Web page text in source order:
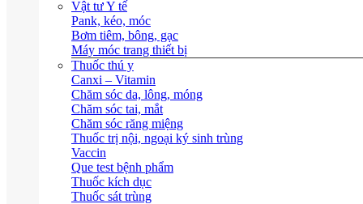
Vật tư Y tế
Pank, kéo, móc
Bơm tiêm, bông, gạc
Máy móc trang thiết bị
Thuốc thú y
Canxi – Vitamin
Chăm sóc da, lông, móng
Chăm sóc tai, mắt
Chăm sóc răng miệng
Thuốc trị nội, ngoại ký sinh trùng
Vaccin
Que test bệnh phẩm
Thuốc kích dục
Thuốc sát trùng